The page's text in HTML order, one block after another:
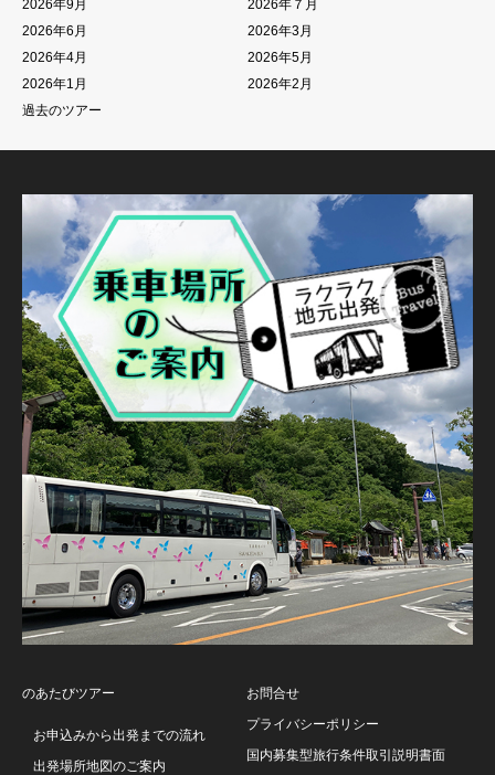
2026年9月
2026年７月
2026年6月
2026年3月
2026年4月
2026年5月
2026年1月
2026年2月
過去のツアー
のあたびツアー
お申込みから出発までの流れ
出発場所地図のご案内
お問合せ
プライバシーポリシー
国内募集型旅行条件取引説明書面